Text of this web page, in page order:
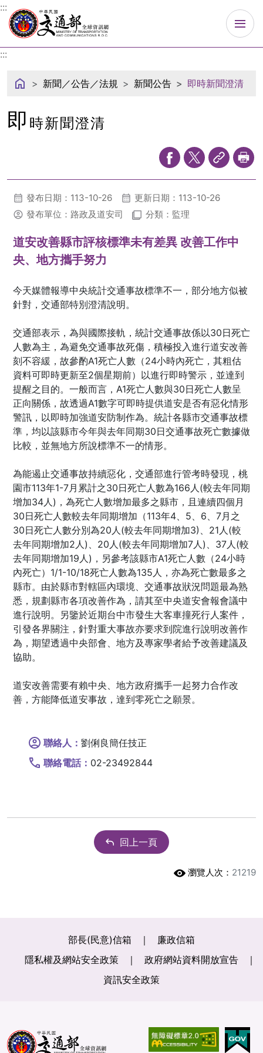
中華民國交通部
:::
:::
新聞／公告／法規 新聞公告 即時新聞澄清
即 時新聞澄清
發布日期：113-10-26
更新日期：113-10-26
發布單位：路政及道安司
分類：監理
道安改善縣市評核標準未有差異 改善工作中
央、地方攜手努力
今天媒體報導中央統計交通事故標準不一，部分地方似被
針對，交通部特別澄清說明。
交通部表示，為與國際接軌，統計交通事故係以30日死亡
人數為主，為避免交通事故死傷，積極投入進行道安改善
刻不容緩，故參酌A1死亡人數（24小時內死亡，其粗估
資料可即時更新至2個星期前）以進行即時警示，並達到
提醒之目的。一般而言，A1死亡人數與30日死亡人數呈
正向關係，故透過A1數字可即時提供道安是否有惡化情形
警訊，以即時加強道安防制作為。統計各縣市交通事故標
準，均以該縣市今年與去年同期30日交通事故死亡數據做
比較，並無地方所說標準不一的情形。
為能遏止交通事故持續惡化，交通部進行管考時發現，桃
園市113年1-7月累計之30日死亡人數為166人(較去年同期
增加34人)，為死亡人數增加最多之縣市，且連續四個月
30日死亡人數較去年同期增加（113年4、5、6、7月之
30日死亡人數分別為20人(較去年同期增加3)、21人(較
去年同期增加2人)、20人(較去年同期增加7人)、37人(較
去年同期增加19人)，另參考該縣市A1死亡人數（24小時
內死亡）1/1-10/18死亡人數為135人，亦為死亡數最多之
縣市。由於縣市對轄區內環境、交通事故狀況問題最為熟
悉，規劃縣市各項改善作為，請其至中央道安會報會議中
進行說明。另鑒於近期台中市發生大客車撞死行人案件，
引發各界關注，針對重大事故亦要求到院進行說明改善作
為，期望透過中央部會、地方及專家學者給予改善建議及
協助。
道安改善需要有賴中央、地方政府攜手一起努力合作改
善，方能降低道安事故，達到零死亡之願景。
聯絡人： 劉俐良簡任技正
聯絡電話： 02-23492844
回上一頁
瀏覽人次： 21219
部長(民意)信箱
廉政信箱
隱私權及網站安全政策
政府網站資料開放宣告
資訊安全政策